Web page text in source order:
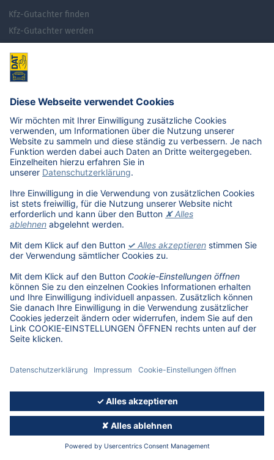
Kfz-Gutachter finden
Kfz-Gutachter werden
Webinar: Gutachten erstellen
Fuhrpark & Flotten managen
E-Autos: Restwert berechnen
Was ist der Audi A3 noch wert?
Was ist der Opel Corsa noch wert?
Was ist der Renault Zoe noch wert?
Was ist der VW Golf noch wert?
Karriere
Übersicht
Stellenangebote
Benefits
DAT als Arbeitgeber
Schüler, Absolventen, Studenten
#getDATjob
Unternehmen
Wir über uns
DAT Historie